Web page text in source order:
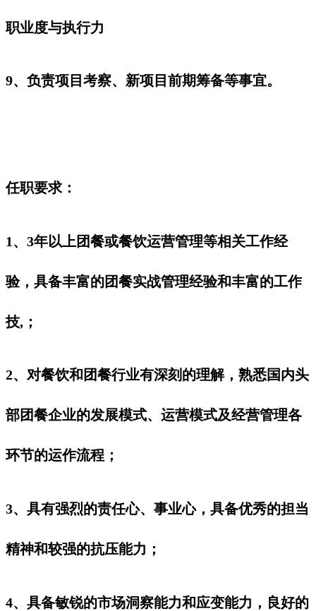
职业度与执行力
9、负责项目考察、新项目前期筹备等事宜。
任职要求：
1、3年以上团餐或餐饮运营管理等相关工作经
验，具备丰富的团餐实战管理经验和丰富的工作
技,；
2、对餐饮和团餐行业有深刻的理解，熟悉国内头
部团餐企业的发展模式、运营模式及经营管理各
环节的运作流程；
3、具有强烈的责任心、事业心，具备优秀的担当
精神和较强的抗压能力；
4、具备敏锐的市场洞察能力和应变能力，良好的